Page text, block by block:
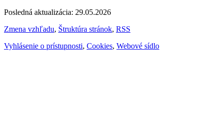
Posledná aktualizácia: 29.05.2026
Zmena vzhľadu, Štruktúra stránok, RSS
Vyhlásenie o prístupnosti, Cookies, Webové sídlo